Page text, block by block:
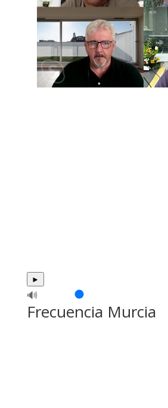
►
🔊
Frecuencia Murcia